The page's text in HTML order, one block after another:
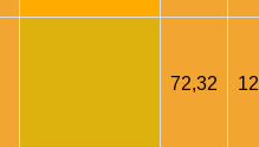
72,32